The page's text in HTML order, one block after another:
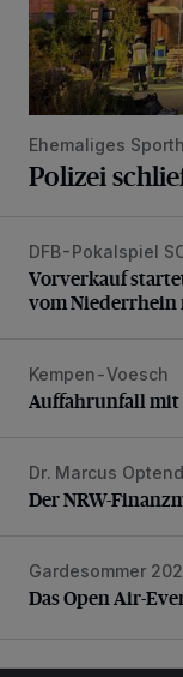
Ehemaliges
Polizei
Vorverkauf
DFB-Pokalspiel
Vorverkauf
vom Niederrhein
Auffahrunfall mit
Kempen-Voesch
Auffahrunfall mit
Der NRW-
Dr. Marcus
Der NRW-
Das Open Air-
Gardesommer
Das Open Air-